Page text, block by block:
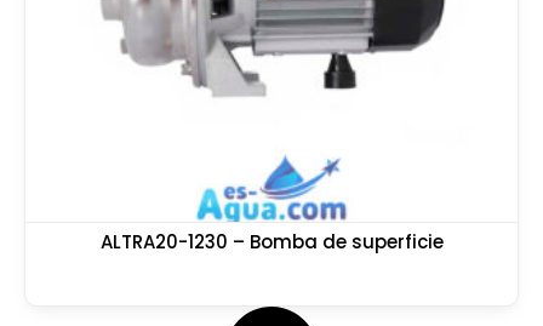
ALTRA20-1230 – Bomba de superficie